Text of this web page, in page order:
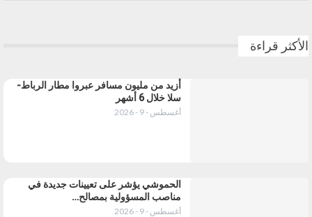
الأكثر قراءة
أزيد من مليون مسافر عبروا مطار الرباط-
سلا خلال 6 أشهر
أغسطس - 9 - 2026
الحموشي يؤشر على تعيينات جديدة في
مناصب المسؤولية بمصالح…
أغسطس - 9 - 2026